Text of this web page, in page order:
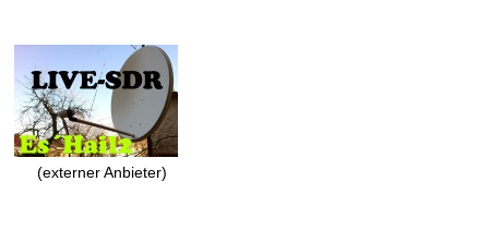
(externer Anbieter)